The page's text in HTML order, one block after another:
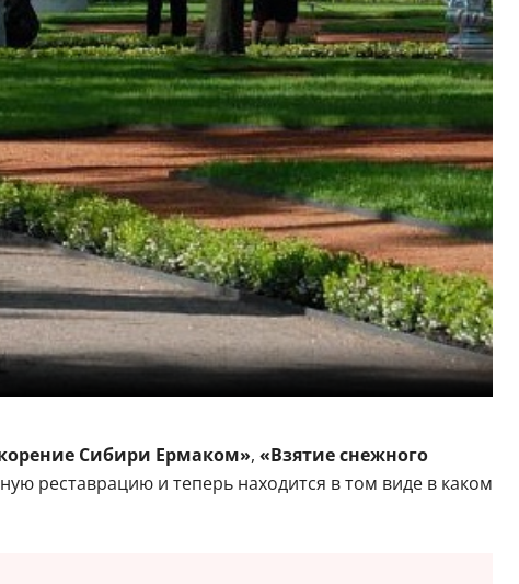
Сибири Ермаком», «Взятие снежного
реставрацию и теперь находится в том виде в каком